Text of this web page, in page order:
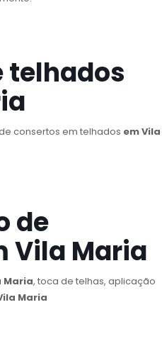
telhados
consertos em telhados em Vila
de
Vila Maria
Maria, toca de telhas, aplicação
Maria